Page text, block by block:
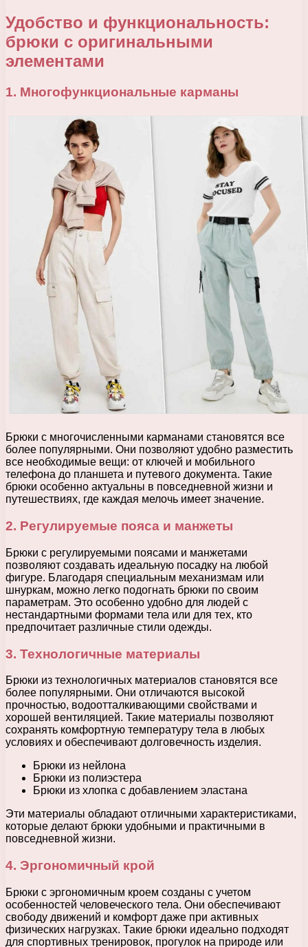
Удобство и функциональность:
брюки с оригинальными
элементами
1. Многофункциональные карманы
Брюки с многочисленными карманами становятся все
более популярными. Они позволяют удобно разместить
все необходимые вещи: от ключей и мобильного
телефона до планшета и путевого документа. Такие
брюки особенно актуальны в повседневной жизни и
путешествиях, где каждая мелочь имеет значение.
2. Регулируемые пояса и манжеты
Брюки с регулируемыми поясами и манжетами
позволяют создавать идеальную посадку на любой
фигуре. Благодаря специальным механизмам или
шнуркам, можно легко подогнать брюки по своим
параметрам. Это особенно удобно для людей с
нестандартными формами тела или для тех, кто
предпочитает различные стили одежды.
3. Технологичные материалы
Брюки из технологичных материалов становятся все
более популярными. Они отличаются высокой
прочностью, водоотталкивающими свойствами и
хорошей вентиляцией. Такие материалы позволяют
сохранять комфортную температуру тела в любых
условиях и обеспечивают долговечность изделия.
Брюки из нейлона
Брюки из полиэстера
Брюки из хлопка с добавлением эластана
Эти материалы обладают отличными характеристиками,
которые делают брюки удобными и практичными в
повседневной жизни.
4. Эргономичный крой
Брюки с эргономичным кроем созданы с учетом
особенностей человеческого тела. Они обеспечивают
свободу движений и комфорт даже при активных
физических нагрузках. Такие брюки идеально подходят
для спортивных тренировок, прогулок на природе или